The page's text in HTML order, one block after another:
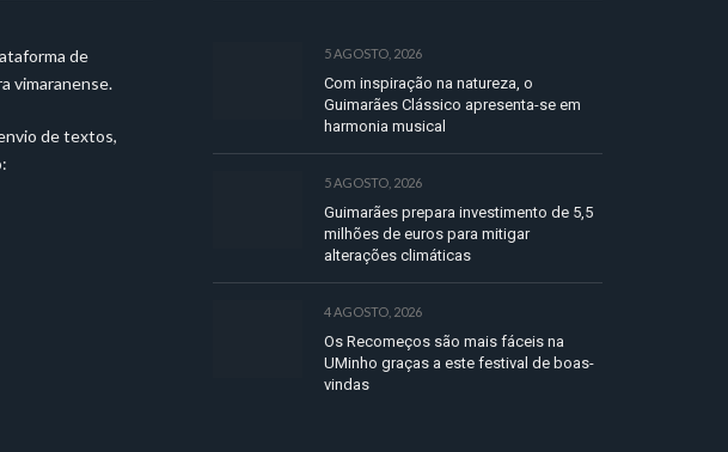
de
vimaranense.
de textos,
5 AGOSTO, 2026
Com inspiração na natureza, o
Guimarães Clássico apresenta-se em
harmonia musical
5 AGOSTO, 2026
Guimarães prepara investimento de 5,5
milhões de euros para mitigar
alterações climáticas
4 AGOSTO, 2026
Os Recomeços são mais fáceis na
UMinho graças a este festival de boas-
vindas